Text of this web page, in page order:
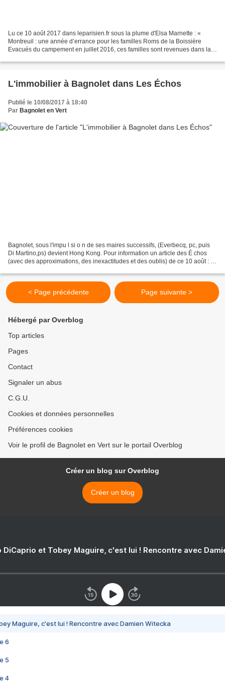
Lu ce 10 août 2017 dans leparisien.fr sous la plume d'Elsa Marnette : «
Montreuil : une année d’errance pour les familles Roms de la Boissière
Evacués du campement en juillet 2016, ces familles sont revenues dans la
L'immobilier à Bagnolet dans Les Échos
Publié le 10/08/2017 à 18:40
Par Bagnolet en Vert
Bagnolet, sous l'impu l si o n de ses maires successifs, (Everbecq, pc, puis
Di Martino,ps) devient Hong Kong. Pour information un article des É chos
(avec des approximations, des inexactitudes et des oublis) de ce 10 août : «
< Page précédente Page suivante >
Hébergé par Overblog
Top articles
Pages
Contact
Signaler un abus
C.G.U.
Cookies et données personnelles
Préférences cookies
Voir le profil de Bagnolet en Vert sur le portail Overblog
Créer un blog sur Overblog
Créer un blog
DiCaprio et Tobey Maguire, c'est lui ! Rencontre avec
Maguire, c'est lui ! Rencontre avec Damien Witecka
6
5
4